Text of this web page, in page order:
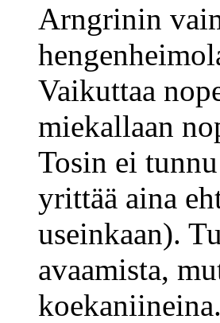
Arngrinin
Vaikuttaa
miekallaan
Tosin ei
yrittää aina
useinkaan).
avaamista,
koekaniineina.